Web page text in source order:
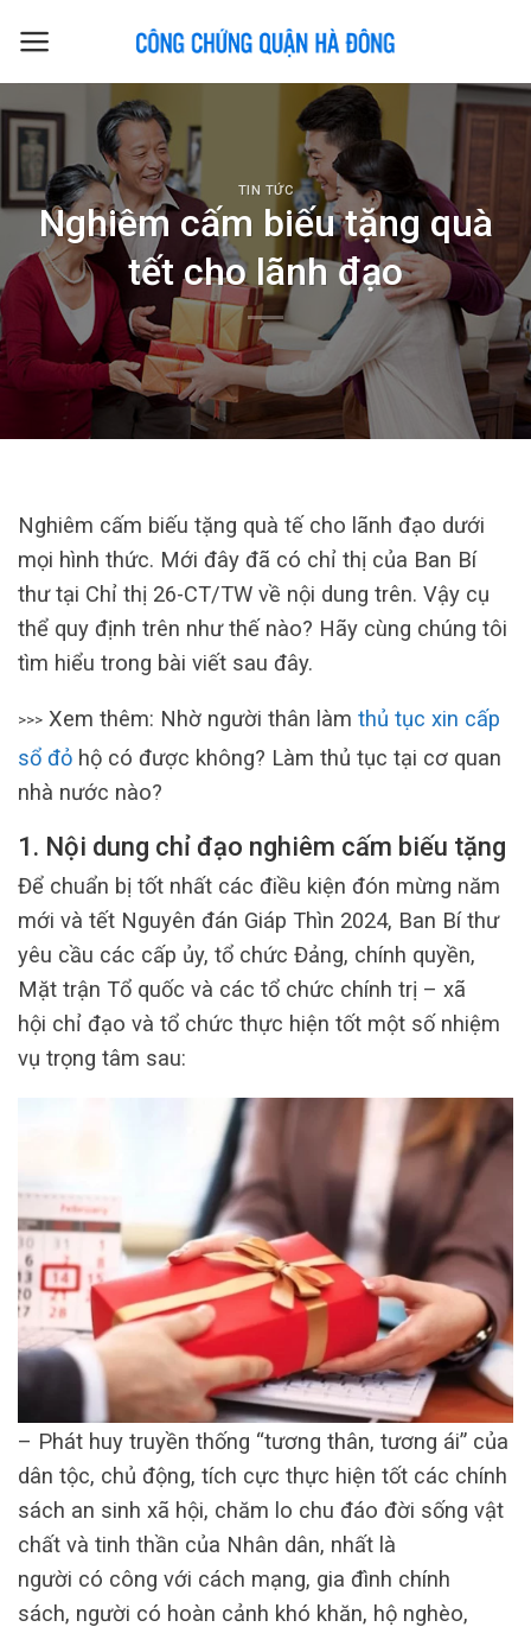
TIN TỨC
Nghiêm cấm biếu tặng quà
tết cho lãnh đạo
Nghiêm cấm biếu tặng quà tế cho lãnh đạo dưới
mọi hình thức. Mới đây đã có chỉ thị của Ban Bí
thư tại Chỉ thị 26-CT/TW về nội dung trên. Vậy cụ
thể quy định trên như thế nào? Hãy cùng chúng tôi
tìm hiểu trong bài viết sau đây.
>>> Xem thêm: Nhờ người thân làm thủ tục xin cấp
sổ đỏ hộ có được không? Làm thủ tục tại cơ quan
nhà nước nào?
1. Nội dung chỉ đạo nghiêm cấm biếu tặng
Để chuẩn bị tốt nhất các điều kiện đón mừng năm
mới và tết Nguyên đán Giáp Thìn 2024, Ban Bí thư
yêu cầu các cấp ủy, tổ chức Đảng, chính quyền,
Mặt trận Tổ quốc và các tổ chức chính trị – xã
hội chỉ đạo và tổ chức thực hiện tốt một số nhiệm
vụ trọng tâm sau:
– Phát huy truyền thống “tương thân, tương ái” của
dân tộc, chủ động, tích cực thực hiện tốt các chính
sách an sinh xã hội, chăm lo chu đáo đời sống vật
chất và tinh thần của Nhân dân, nhất là
người có công với cách mạng, gia đình chính
sách, người có hoàn cảnh khó khăn, hộ nghèo,